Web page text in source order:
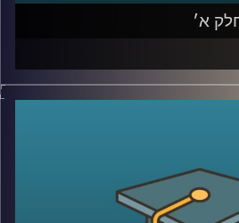
א׳
עקובות מדם בסודאן, ועם
עומר אל בשיר, ששלט במדינה
החדשה, הציתה שוב קרבות קשים
מבפנים
על סודאן ואיך זה קשור